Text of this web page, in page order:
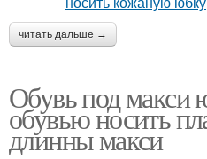
читать дальше →
Обувь под макси
обувью носить
длинны макси